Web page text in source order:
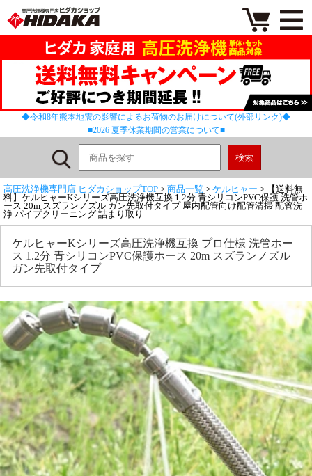
◆令和8年熊本地震の影響によるお荷物のお届けについて(外部リンク)◆
■2026 夏季休業期間の営業について■
高圧洗浄機専門店 ヒダカショップTOP > 商品一覧 > ケルヒャー > 【送料無
料】ケルヒャーKシリーズ高圧洗浄機互換 1.2分 青シリコンPVC保護 洗管ホ
ース 20m スズランノズル ガン先取付タイプ 屋内配管向け配管清掃 配管洗
浄 パイプクリーニング 詰まり取り
ケルヒャーKシリーズ高圧洗浄機互換 プロ仕様 洗管ホー
ス 1.2分 青シリコンPVC保護ホース 20m スズランノズル
ガン先取付タイプ